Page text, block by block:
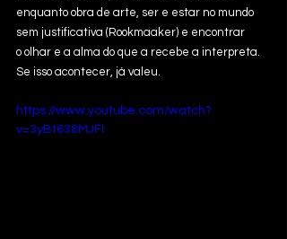
enquanto obra de arte, ser e estar no mundo
sem justificativa (Rookmaaker) e encontrar
o olhar e a alma do que a recebe a interpreta.
Se isso acontecer, já valeu.
https://www.youtube.com/watch?
v=3yBt638MJFI